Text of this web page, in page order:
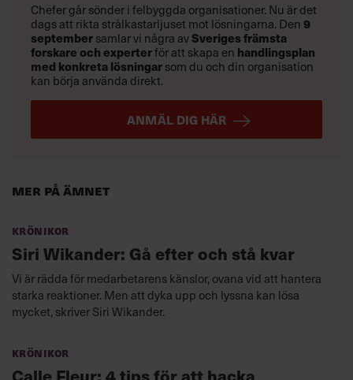
Mer på ämnet
Krönikor
Siri Wikander: Gå efter och stå kvar
Vi är rädda för medarbetarens känslor, ovana vid att hantera
starka reaktioner. Men att dyka upp och lyssna kan lösa
mycket, skriver Siri Wikander.
Krönikor
Calle Fleur: 4 tips för att hacka
Chefer går sönder i felbyggda organisationer. Nu är det
dags att rikta strålkastarljuset mot lösningarna. Den9
septembersamlar vi några avSveriges främsta
forskare och experterför att skapa en handlingsplan
med konkreta lösningarsom du och din organisation
kan börja använda direkt.
ANMÄL DIG HÄR